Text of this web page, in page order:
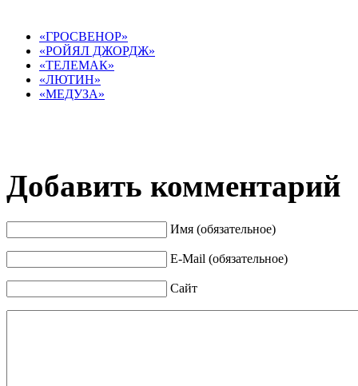
«ГРОСВЕНОР»
«РОЙЯЛ ДЖОРДЖ»
«ТЕЛЕМАК»
«ЛЮТИН»
«МЕДУЗА»
Добавить комментарий
Имя (обязательное)
E-Mail (обязательное)
Сайт